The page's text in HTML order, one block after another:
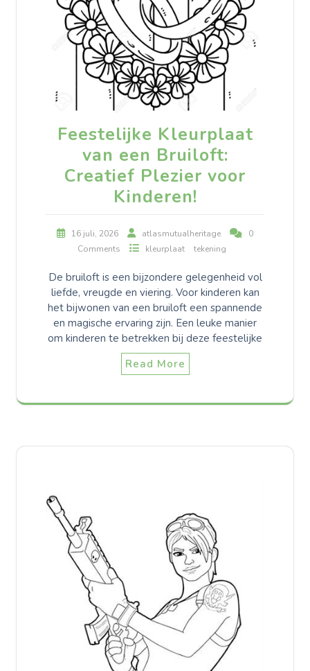
Feestelijke Kleurplaat
van een Bruiloft:
Creatief Plezier voor
Kinderen!
16 juli, 2026 atlasmutualheritage
0
Comments
kleurplaat tekening
De bruiloft is een bijzondere gelegenheid vol
liefde, vreugde en viering. Voor kinderen kan
het bijwonen van een bruiloft een spannende
en magische ervaring zijn. Een leuke manier
om kinderen te betrekken bij deze feestelijke
Read More